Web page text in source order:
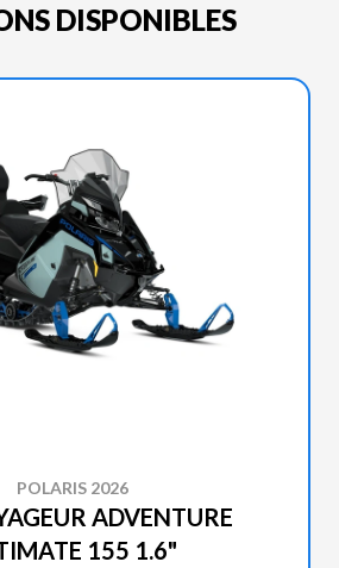
DISPONIBLES
POLARIS 2026
ADVENTURE
155 1.6"